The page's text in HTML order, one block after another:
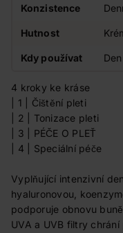
Konzistence
Hutnost
Kdy používat Den
4 kroky ke kráse
| 1 | Čištění pleti
| 2 | Tonizace pleti
| 3 | PÉČE O PLEŤ
| 4 | Speciální péče
Vyplňující intenzivní
hyaluronovou,
podporuje obnovu
UVA a UVB filtry